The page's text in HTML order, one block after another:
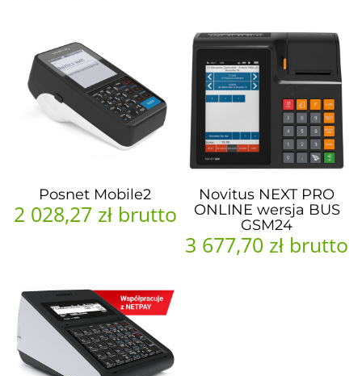
Posnet Mobile2
2 028,27 zł brutto
Novitus NEXT PRO
ONLINE wersja BUS
GSM24
3 677,70 zł brutto